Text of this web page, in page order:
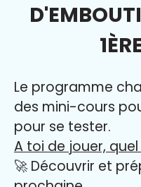
Le programme
des mini-cours
pour se tester.
A toi de jouer,
🚀 Découvrir et